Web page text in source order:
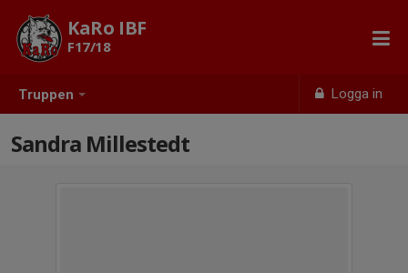
Truppen Logga in
KaRo IBF
F17/18
Sandra Millestedt